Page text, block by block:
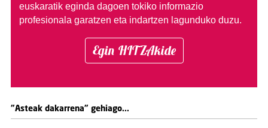
euskaratik eginda dagoen tokiko informazio
profesionala garatzen eta indartzen lagunduko duzu.
Egin HITZAkide
"Asteak dakarrena" gehiago...